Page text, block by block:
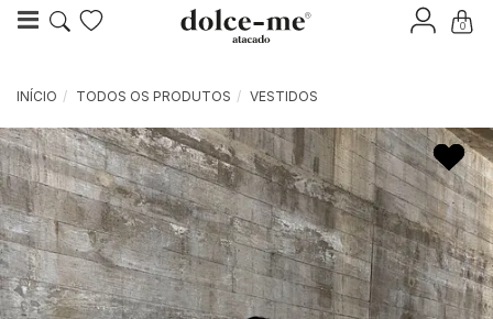
0
INÍCIO TODOS OS PRODUTOS VESTIDOS